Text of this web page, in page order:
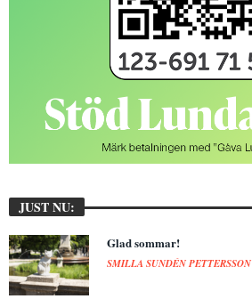
JUST NU:
Glad sommar!
SMILLA SUNDÉN PETTERSSON